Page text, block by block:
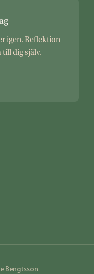
igen. Reflektion
dig själv.
Bengtsson